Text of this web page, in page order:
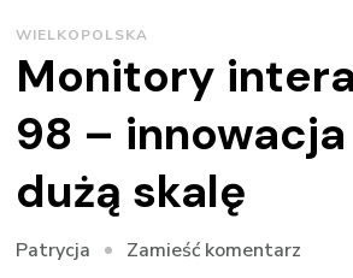
WIELKOPOLSKA
Monitory
98 – innowacja
dużą skalę
Patrycja Zamieść komentarz